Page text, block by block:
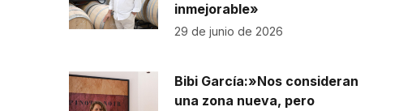
inmejorable»
29 de junio de 2026
Bibi García:»Nos consideran
una zona nueva, pero